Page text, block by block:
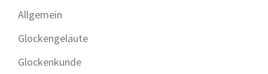
Allgemein
Glockengeläute
Glockenkunde